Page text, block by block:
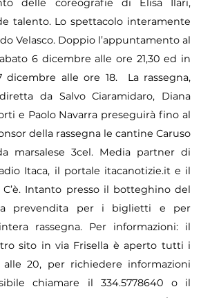
delle coreografie di Elisa Ilari,
talento. Lo spettacolo interamente
Velasco. Doppio l’appuntamento al
6 dicembre alle ore 21,30 ed in
dicembre alle ore 18. La rassegna,
da Salvo Ciaramidaro, Diana
e Paolo Navarra preseguirà fino al
della rassegna le cantine Caruso
marsalese 3cel. Media partner di
Itaca, il portale itacanotizie.it e il
Intanto presso il botteghino del
prevendita per i biglietti e per
rassegna. Per informazioni: il
sito in via Frisella è aperto tutti i
20, per richiedere informazioni
chiamare il 334.5778640 o il